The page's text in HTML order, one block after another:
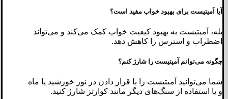
آیا آمیتیست برای بهبود خواب مفید است؟
بله، آمیتیست به بهبود کیفیت خواب کمک می‌کند و می‌تواند
اضطراب و استرس را کاهش دهد.
چگونه می‌توانم آمیتیست را شارژ کنم؟
شما می‌توانید آمیتیست را با قرار دادن در نور خورشید یا ماه
و یا استفاده از سنگ‌های دیگر مانند کوارتز شارژ کنید.